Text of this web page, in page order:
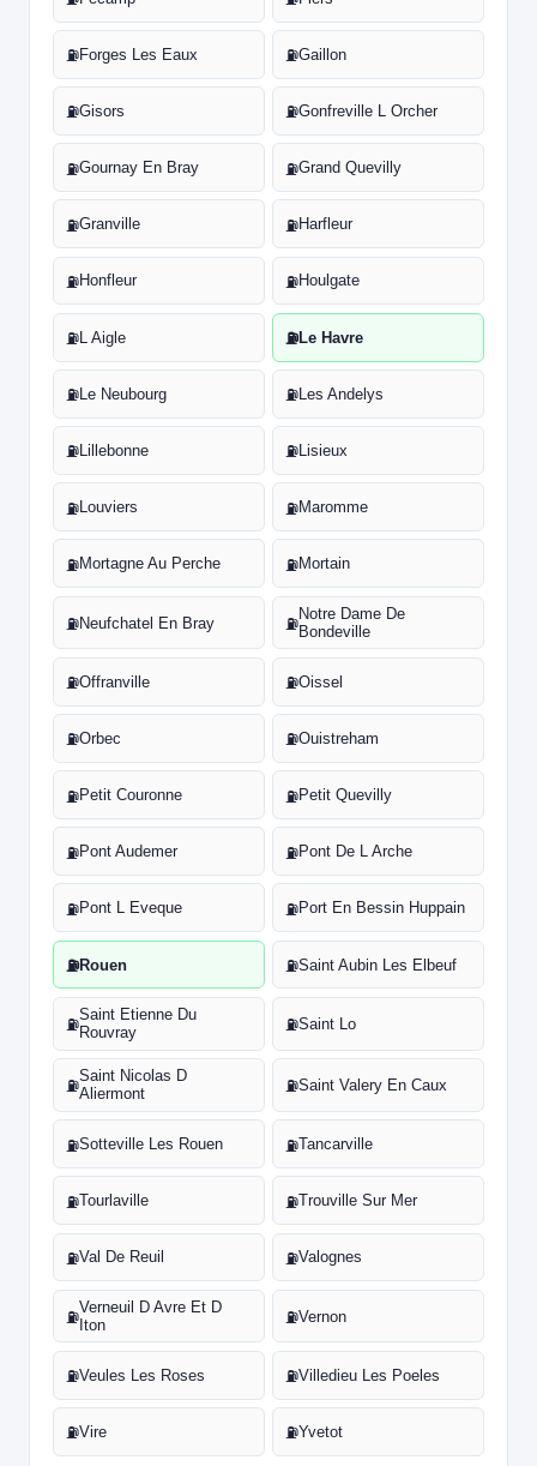
⛽Forges Les Eaux ⛽Gaillon
⛽Gisors ⛽Gonfreville L Orcher
⛽Gournay En Bray ⛽Grand Quevilly
⛽Granville ⛽Harfleur
⛽Honfleur ⛽Houlgate
⛽L Aigle ⛽Le Havre
⛽Le Neubourg ⛽Les Andelys
⛽Lillebonne ⛽Lisieux
⛽Louviers ⛽Maromme
⛽Mortagne Au Perche ⛽Mortain
⛽Neufchatel En Bray ⛽
Notre Dame De
Bondeville
⛽Offranville ⛽Oissel
⛽Orbec ⛽Ouistreham
⛽Petit Couronne ⛽Petit Quevilly
⛽Pont Audemer ⛽Pont De L Arche
⛽Pont L Eveque ⛽Port En Bessin Huppain
⛽Rouen ⛽Saint Aubin Les Elbeuf
⛽
Saint Etienne Du
Rouvray
⛽Saint Lo
⛽
Saint Nicolas D
Aliermont
⛽Saint Valery En Caux
⛽Sotteville Les Rouen ⛽Tancarville
⛽Tourlaville ⛽Trouville Sur Mer
⛽Val De Reuil ⛽Valognes
⛽
Verneuil D Avre Et D
Iton
⛽Vernon
⛽Veules Les Roses ⛽Villedieu Les Poeles
⛽Vire ⛽Yvetot